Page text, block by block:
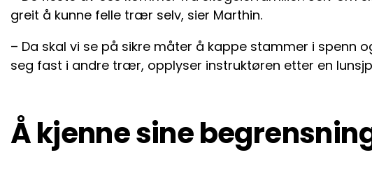
greit å kunne felle trær selv, sier Marthin.
– Da skal vi se på sikre måter å kappe stammer i spenn
seg fast i andre trær, opplyser instruktøren etter en
Å kjenne sine